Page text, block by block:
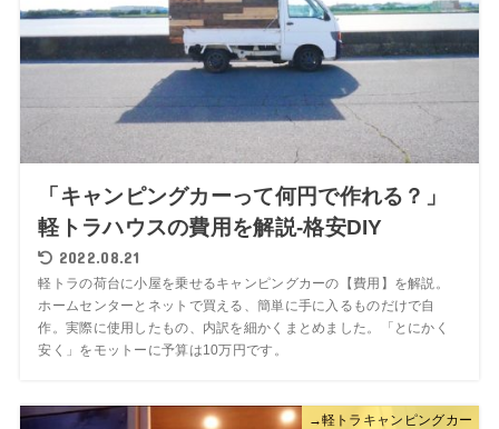
「キャンピングカーって何円で作れる？」
軽トラハウスの費用を解説-格安DIY
2022.08.21
軽トラの荷台に小屋を乗せるキャンピングカーの【費用】を解説。
ホームセンターとネットで買える、簡単に手に入るものだけで自
作。実際に使用したもの、内訳を細かくまとめました。「とにかく
安く」をモットーに予算は10万円です。
→軽トラキャンピングカー